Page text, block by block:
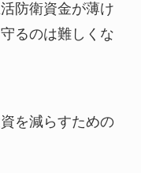
防衛資金が薄け
るのは難しくな
を減らすための